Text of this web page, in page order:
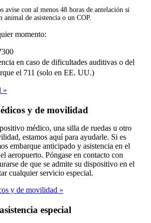
avise con al menos 48 horas de antelación si
animal de asistencia o un COP.
momento:
en caso de dificultades auditivas o del
el 711 (solo en EE. UU.)
y de movilidad
médico, una silla de ruedas u otro
estamos aquí para ayudarle. Si es
embarque anticipado y asistencia en el
aeropuerto. Póngase en contacto con
de que se admite su dispositivo en el
cualquier servicio especial.
y de movilidad
especial